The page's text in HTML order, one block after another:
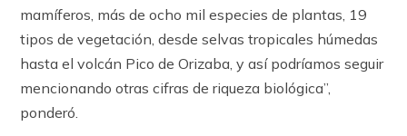
mamíferos, más de ocho mil especies de plantas, 19
tipos de vegetación, desde selvas tropicales húmedas
hasta el volcán Pico de Orizaba, y así podríamos seguir
mencionando otras cifras de riqueza biológica”,
ponderó.